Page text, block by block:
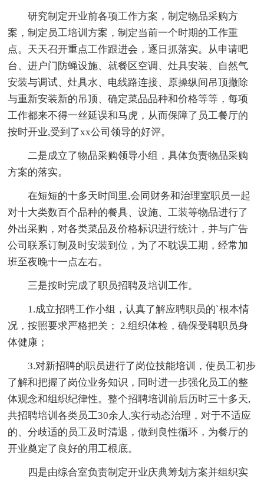
研究制定开业前各项工作方案，制定物品采购方
案，制定员工培训方案，制定当前一个时期的工作重
点。天天召开重点工作跟进会，逐日抓落实。从申请吧
台、进户门防蝇设施、就餐区空调、灶具安装、自然气
安装与调试、灶具水、电线路连接、原操纵间吊顶撤除
与重新安装新的吊顶、确定菜品品种和价格等等，每项
工作都来不得一丝延误和马虎，从而保障了员工餐厅的
按时开业,受到了xx公司领导的好评。
二是成立了物品采购领导小组，具体负责物品采购
方案的落实。
在短短的十多天时间里,会同财务和治理室职员一起
对十大类数百个品种的餐具、设施、工装等物品进行了
外出采购，对各类菜品及价格标识进行统计，并与广告
公司联系订制及时安装到位，为了不耽误工期，经常加
班至夜晚十一点左右。
三是按时完成了职员招聘及培训工作。
1.成立招聘工作小组，认真了解应聘职员的`根本情
况，按照要求严格把关； 2.组织体检，确保受聘职员身
体健康；
3.对新招聘的职员进行了岗位技能培训，使员工初步
了解和把握了岗位业务知识，同时进一步强化员工的整
体观念和组织纪律性。整个招聘培训前后历时三十多天,
共招聘培训各类员工30余人,实行动态治理，对于不适应
的、分歧适的员工及时清退，做到良性循环，为餐厅的
开业奠定了良好的用工根底。
四是由综合室负责制定开业庆典筹划方案并组织实